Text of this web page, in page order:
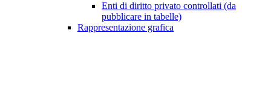
Enti di diritto privato controllati (da
pubblicare in tabelle)
Rappresentazione grafica